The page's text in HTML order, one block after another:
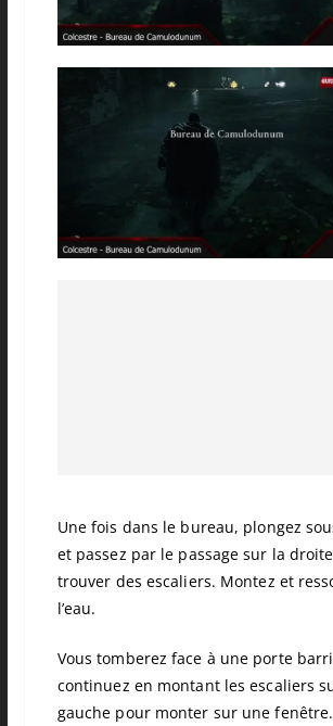
Une fois dans le bureau, plongez
et passez par le passage sur la
trouver des escaliers. Montez et
l’eau.
Vous tomberez face à une porte
continuez en montant les escaliers
gauche pour monter sur une fenêtre.